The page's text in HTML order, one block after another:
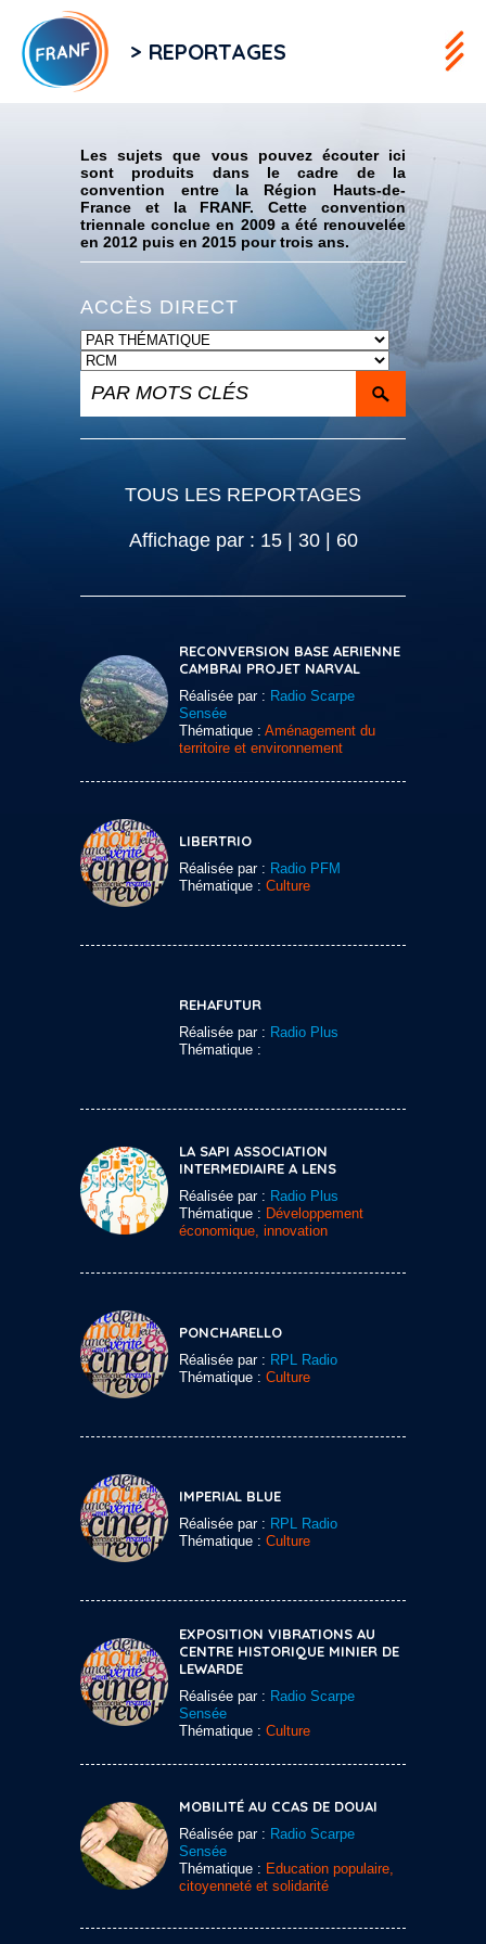
> REPORTAGES
Les sujets que vous pouvez écouter ici
sont produits dans le cadre de la
convention entre la Région Hauts-de-
France et la FRANF. Cette convention
triennale conclue en 2009 a été renouvelée
en 2012 puis en 2015 pour trois ans.
ACCÈS DIRECT
TOUS LES REPORTAGES
Affichage par : 15| 30| 60
RECONVERSION BASE AERIENNE
CAMBRAI PROJET NARVAL
Réalisée par : Radio Scarpe
Sensée
Thématique : Aménagement du
territoire et environnement
LIBERTRIO
Réalisée par : Radio PFM
Thématique : Culture
REHAFUTUR
Réalisée par : Radio Plus
Thématique :
LA SAPI ASSOCIATION
INTERMEDIAIRE A LENS
Réalisée par : Radio Plus
Thématique : Développement
économique, innovation
PONCHARELLO
Réalisée par : RPL Radio
Thématique : Culture
IMPERIAL BLUE
Réalisée par : RPL Radio
Thématique : Culture
EXPOSITION VIBRATIONS AU
CENTRE HISTORIQUE MINIER DE
LEWARDE
Réalisée par : Radio Scarpe
Sensée
Thématique : Culture
MOBILITÉ AU CCAS DE DOUAI
Réalisée par : Radio Scarpe
Sensée
Thématique : Education populaire,
citoyenneté et solidarité